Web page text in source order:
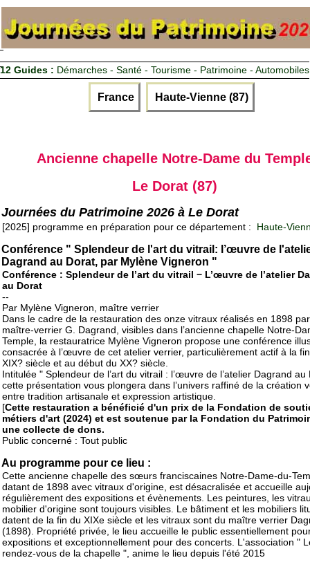
12 Guides : Démarches - Santé - Tourisme - Patrimoine - Automobiles
France Haute-Vienne (87)
Ancienne chapelle Notre-Dame du
Le Dorat (87)
Journées du Patrimoine 2026 à Le Dorat
[2025] programme en préparation pour ce département : Haute-
Conférence " Splendeur de l'art du vitrail: l’œuvre de
Dagrand au Dorat, par Mylène Vigneron "
Conférence : Splendeur de l’art du vitrail − L’œuvre de l’atelier
au Dorat
--
Par Mylène Vigneron, maître verrier
Dans le cadre de la restauration des onze vitraux réalisés en 1898
maître-verrier G. Dagrand, visibles dans l’ancienne chapelle Notre-
Temple, la restauratrice Mylène Vigneron propose une conférence
consacrée à l’œuvre de cet atelier verrier, particulièrement actif à la
XIX? siècle et au début du XX? siècle.
Intitulée " Splendeur de l’art du vitrail : l’œuvre de l’atelier Dagrand au
cette présentation vous plongera dans l’univers raffiné de la création
entre tradition artisanale et expression artistique.
[Cette restauration a bénéficié d'un prix de la Fondation de
métiers d'art (2024) et est soutenue par la Fondation du
une collecte de dons.
Public concerné : Tout public
Au programme pour ce lieu :
Cette ancienne chapelle des sœurs franciscaines Notre-Dame-du-
datant de 1898 avec vitraux d'origine, est désacralisée et accueille
régulièrement des expositions et évènements. Les peintures, les
mobilier d'origine sont toujours visibles. Le bâtiment et les mobiliers
datent de la fin du XIXe siècle et les vitraux sont du maître verrier
(1898). Propriété privée, le lieu accueille le public essentiellement
expositions et exceptionnellement pour des concerts. L'association "
rendez-vous de la chapelle ", anime le lieu depuis l'été 2015